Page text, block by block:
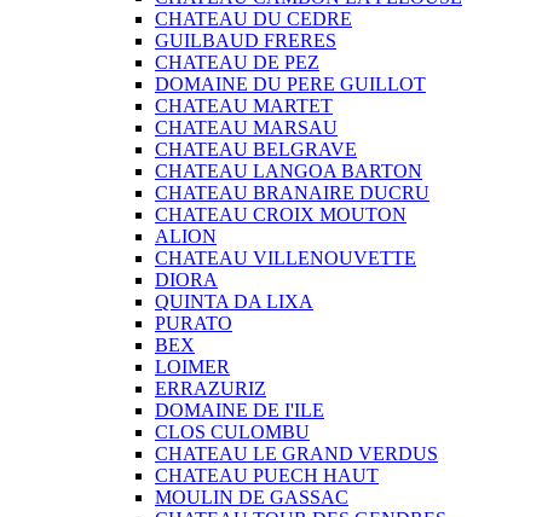
CHATEAU DU CEDRE
GUILBAUD FRERES
CHATEAU DE PEZ
DOMAINE DU PERE GUILLOT
CHATEAU MARTET
CHATEAU MARSAU
CHATEAU BELGRAVE
CHATEAU LANGOA BARTON
CHATEAU BRANAIRE DUCRU
CHATEAU CROIX MOUTON
ALION
CHATEAU VILLENOUVETTE
DIORA
QUINTA DA LIXA
PURATO
BEX
LOIMER
ERRAZURIZ
DOMAINE DE I'ILE
CLOS CULOMBU
CHATEAU LE GRAND VERDUS
CHATEAU PUECH HAUT
MOULIN DE GASSAC